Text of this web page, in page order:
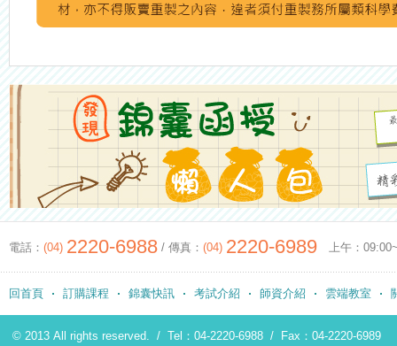
電話： (04) 2220-6988 / 傳真： (04) 2220-6989 上午：
回首頁 訂購課程 錦囊快訊 考試介紹 師資介紹 雲端教室
© 2013 All rights reserved. / Tel：04-2220-6988 / Fax：04-2220-6989